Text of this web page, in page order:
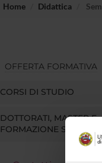
Home Didattica
OFFERTA FORMATIVA
CORSI DI STUDIO
DOTTORATI, MASTER E
FORMAZIONE